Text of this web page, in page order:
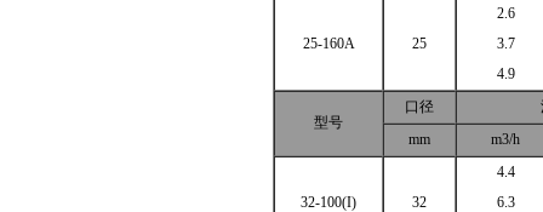
25-160A 25
2.6
3.7
4.9
型号
口径
mm
m3/h
32-100(I) 32
4.4
6.3